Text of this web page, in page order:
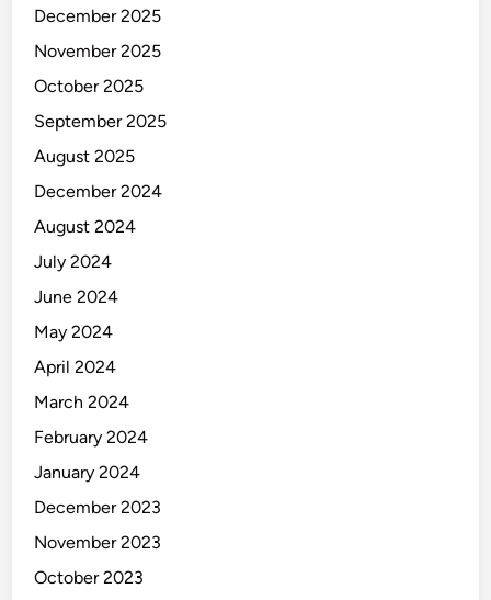
December 2025
November 2025
October 2025
September 2025
August 2025
December 2024
August 2024
July 2024
June 2024
May 2024
April 2024
March 2024
February 2024
January 2024
December 2023
November 2023
October 2023